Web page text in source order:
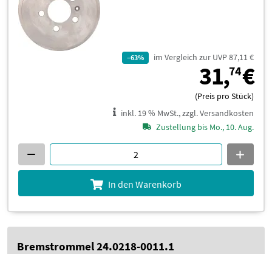
–63% im Vergleich zur UVP 87,11 €
31,74€
(Preis pro Stück)
inkl. 19 % MwSt., zzgl. Versandkosten
Zustellung bis Mo., 10. Aug.
In den Warenkorb
Bremstrommel 24.0218-0011.1